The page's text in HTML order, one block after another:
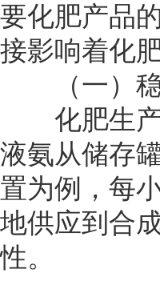
要化肥产品
接影响着化
（一）稳
化肥生产
液氨从储存
置为例，每
地供应到合
性。